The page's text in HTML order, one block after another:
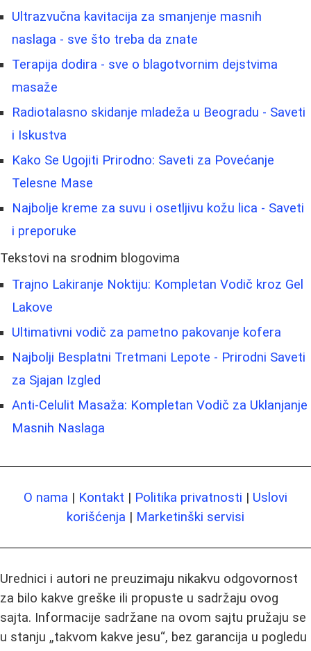
Ultrazvučna kavitacija za smanjenje masnih
naslaga - sve što treba da znate
Terapija dodira - sve o blagotvornim dejstvima
masaže
Radiotalasno skidanje mladeža u Beogradu - Saveti
i Iskustva
Kako Se Ugojiti Prirodno: Saveti za Povećanje
Telesne Mase
Najbolje kreme za suvu i osetljivu kožu lica - Saveti
i preporuke
Tekstovi na srodnim blogovima
Trajno Lakiranje Noktiju: Kompletan Vodič kroz Gel
Lakove
Ultimativni vodič za pametno pakovanje kofera
Najbolji Besplatni Tretmani Lepote - Prirodni Saveti
za Sjajan Izgled
Anti-Celulit Masaža: Kompletan Vodič za Uklanjanje
Masnih Naslaga
O nama | Kontakt | Politika privatnosti | Uslovi
korišćenja | Marketinški servisi
Urednici i autori ne preuzimaju nikakvu odgovornost
za bilo kakve greške ili propuste u sadržaju ovog
sajta. Informacije sadržane na ovom sajtu pružaju se
u stanju „takvom kakve jesu“, bez garancija u pogledu